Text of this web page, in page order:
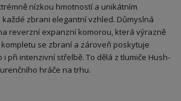
nízkou hmotností a unikátním
zbrani elegantní vzhled. Důmyslná
reverzní expanzní komorou, která výrazně
se zbraní a zároveň poskytuje
i při intenzivní střelbě. To dělá z tlumiče Hush-
hráče na trhu.